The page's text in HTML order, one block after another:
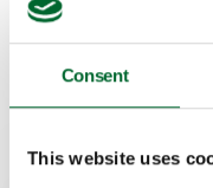
Consent
This website uses
Möchten Sie